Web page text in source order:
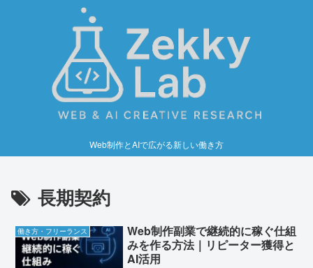
Web制作とAIで広がる新しい働き方
長期契約
働き方・フリーランス
Web制作副業で継続的に稼ぐ仕組
みを作る方法｜リピーター獲得と
AI活用